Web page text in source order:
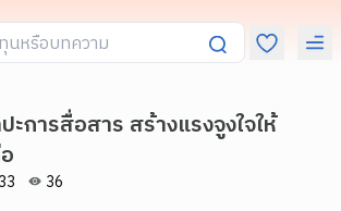
การสื่อสาร สร้างแรงจูงใจให้
36